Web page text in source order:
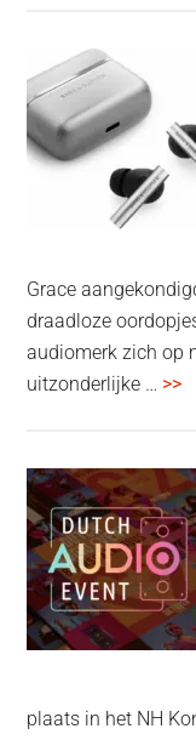
Grace
draadloze
audiomerk zich op
uitzonderlijke … >>
plaats in het NH